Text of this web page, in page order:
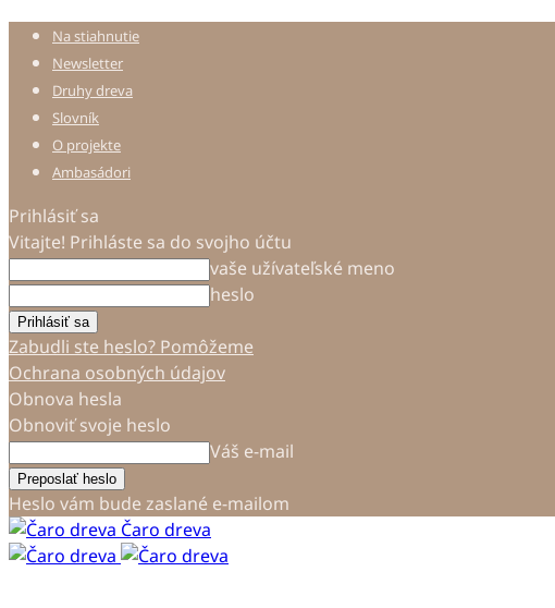
Na stiahnutie
Newsletter
Druhy dreva
Slovník
O projekte
Ambasádori
Prihlásiť sa
Vitajte! Prihláste sa do svojho účtu
vaše užívateľské meno
heslo
Zabudli ste heslo? Pomôžeme
Ochrana osobných údajov
Obnova hesla
Obnoviť svoje heslo
Váš e-mail
Heslo vám bude zaslané e-mailom
Čaro dreva